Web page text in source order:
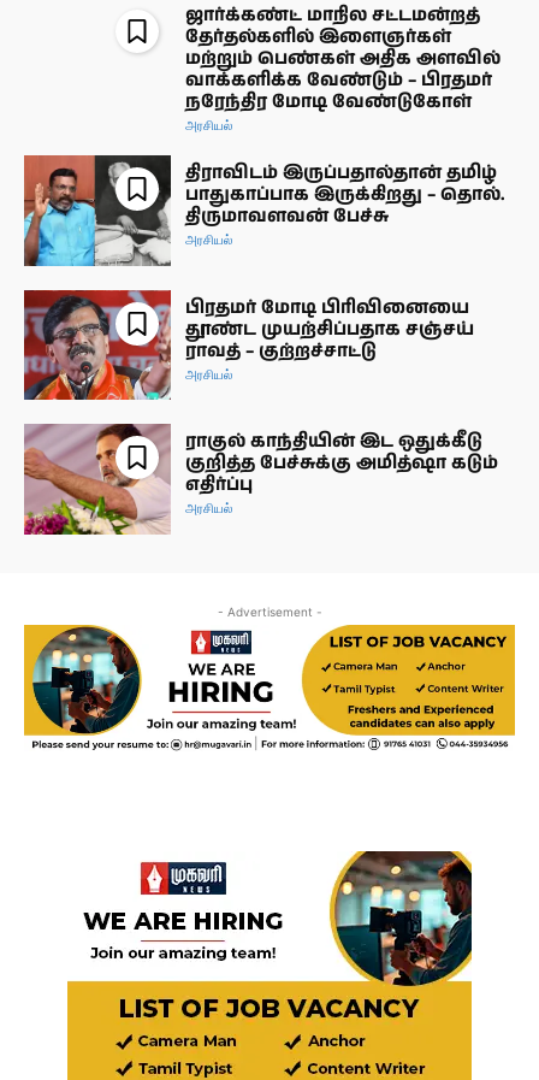
ஜார்க்கண்ட் மாநில சட்டமன்றத்
தேர்தல்களில் இளைஞர்கள்
மற்றும் பெண்கள் அதிக அளவில்
வாக்களிக்க வேண்டும் – பிரதமர்
நரேந்திர மோடி வேண்டுகோள்
அரசியல்
திராவிடம் இருப்பதால்தான் தமிழ்
பாதுகாப்பாக இருக்கிறது – தொல்.
திருமாவளவன் பேச்சு
அரசியல்
பிரதமர் மோடி பிரிவினையை
தூண்ட முயற்சிப்பதாக சஞ்சய்
ராவத் – குற்றச்சாட்டு
அரசியல்
ராகுல் காந்தியின் இட ஒதுக்கீடு
குறித்த பேச்சுக்கு அமித்ஷா கடும்
எதிர்ப்பு
அரசியல்
- Advertisement -